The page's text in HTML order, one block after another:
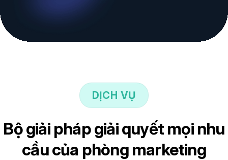
DỊCH VỤ
Bộ giải pháp giải quyết mọi nhu
cầu của phòng marketing